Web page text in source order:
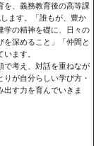
を、義務教育後の高等課
ます。「誰もが、豊か
学の精神を礎に、日々の
を深めること」「仲間と
ます。
で考え、対話を重ねなが
が自分らしい学び方・
出す力を育んでいきま